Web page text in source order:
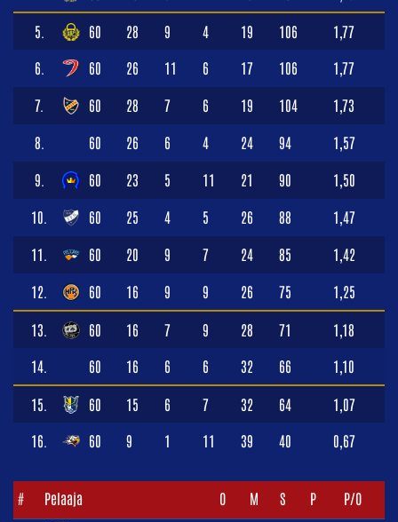
5. 60 28 9 4 19 106 1,77
6. 60 26 11 6 17 106 1,77
7. 60 28 7 6 19 104 1,73
8. 60 26 6 4 24 94 1,57
9. 60 23 5 11 21 90 1,50
10. 60 25 4 5 26 88 1,47
11. 60 20 9 7 24 85 1,42
12. 60 16 9 9 26 75 1,25
13. 60 16 7 9 28 71 1,18
14. 60 16 6 6 32 66 1,10
15. 60 15 6 7 32 64 1,07
16. 60 9 1 11 39 40 0,67
# Pelaaja O M S P P/O